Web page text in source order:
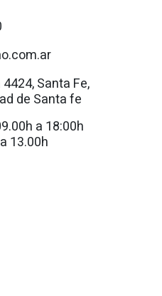
Santa Fe,
de Santa fe
a 18:00h
13.00h